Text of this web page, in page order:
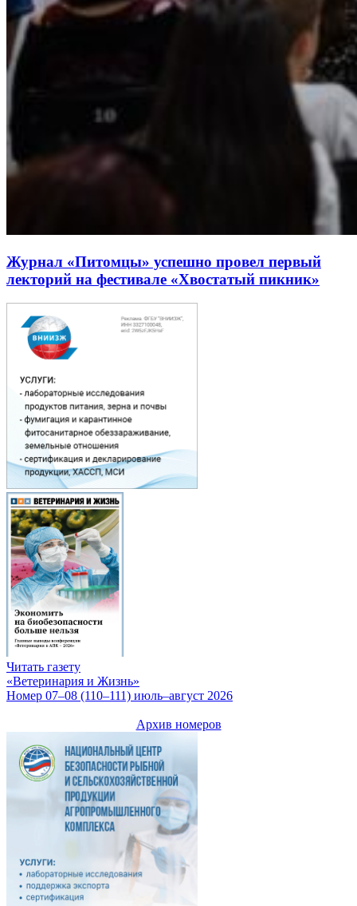
Журнал «Питомцы» успешно провел первый
лекторий на фестивале «Хвостатый пикник»
Читать газету
«Ветеринария и Жизнь»
Номер 07–08 (110–111) июль–август 2026
Архив номеров